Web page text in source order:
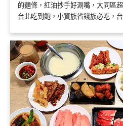
的麵條，紅油抄手好涮嘴，大同區
台北吃到飽，小資族省錢族必吃，